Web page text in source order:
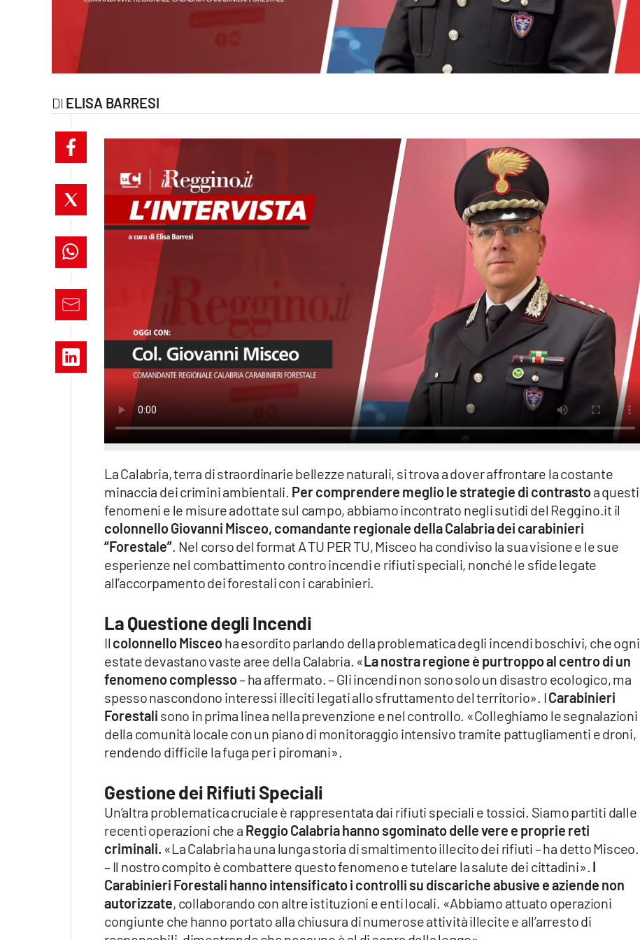
cosenzachannel.it
catanzarochannel.it
lacapitalenews.it
ELISA BARRESI
La Calabria, terra di straordinarie bellezze naturali, si trova a dover affrontare la costante
minaccia dei crimini ambientali. Per comprendere meglio le strategie di contrastoa questi
fenomeni e le misure adottate sul campo, abbiamo incontrato negli sutidi del Reggino.it il
colonnello Giovanni Misceo, comandante regionale della Calabria dei carabinieri
“Forestale”. Nel corso del format A TU PER TU, Misceo ha condiviso la sua visione e le sue
esperienze nel combattimento contro incendi e rifiuti speciali, nonché le sfide legate
all’accorpamento dei forestali con i carabinieri.
La Questione degli Incendi
Il colonnello Misceoha esordito parlando della problematica degli incendi boschivi, che ogni
estate devastano vaste aree della Calabria. «La nostra regione è purtroppo al centro di un
fenomeno complesso– ha affermato. – Gli incendi non sono solo un disastro ecologico, ma
spesso nascondono interessi illeciti legati allo sfruttamento del territorio». ICarabinieri
Forestali sono in prima linea nella prevenzione e nel controllo. «Colleghiamo le segnalazioni
della comunità locale con un piano di monitoraggio intensivo tramite pattugliamenti e droni,
rendendo difficile la fuga per i piromani».
Gestione dei Rifiuti Speciali
Un’altra problematica cruciale è rappresentata dai rifiuti speciali e tossici. Siamo partiti dalle
recenti operazioni che a Reggio Calabria hanno sgominato delle vere e proprie reti
criminali. «La Calabria ha una lunga storia di smaltimento illecito dei rifiuti – ha detto Misceo.
– Il nostro compito è combattere questo fenomeno e tutelare la salute dei cittadini». I
Carabinieri Forestali hanno intensificato i controlli su discariche abusive e aziende non
autorizzate, collaborando con altre istituzioni e enti locali. «Abbiamo attuato operazioni
congiunte che hanno portato alla chiusura di numerose attività illecite e all’arresto di